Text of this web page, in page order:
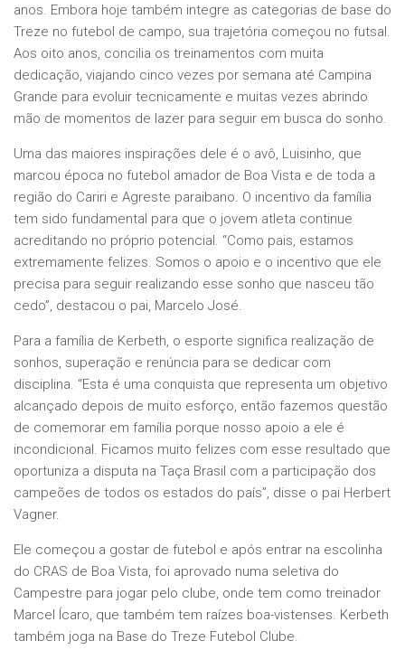
anos. Embora hoje também integre as categorias de base do
Treze no futebol de campo, sua trajetória começou no futsal.
Aos oito anos, concilia os treinamentos com muita
dedicação, viajando cinco vezes por semana até Campina
Grande para evoluir tecnicamente e muitas vezes abrindo
mão de momentos de lazer para seguir em busca do sonho.
Uma das maiores inspirações dele é o avô, Luisinho, que
marcou época no futebol amador de Boa Vista e de toda a
região do Cariri e Agreste paraibano. O incentivo da família
tem sido fundamental para que o jovem atleta continue
acreditando no próprio potencial. “Como pais, estamos
extremamente felizes. Somos o apoio e o incentivo que ele
precisa para seguir realizando esse sonho que nasceu tão
cedo”, destacou o pai, Marcelo José.
Para a família de Kerbeth, o esporte significa realização de
sonhos, superação e renúncia para se dedicar com
disciplina. “Esta é uma conquista que representa um objetivo
alcançado depois de muito esforço, então fazemos questão
de comemorar em família porque nosso apoio a ele é
incondicional. Ficamos muito felizes com esse resultado que
oportuniza a disputa na Taça Brasil com a participação dos
campeões de todos os estados do país”, disse o pai Herbert
Vagner.
Ele começou a gostar de futebol e após entrar na escolinha
do CRAS de Boa Vista, foi aprovado numa seletiva do
Campestre para jogar pelo clube, onde tem como treinador
Marcel Ícaro, que também tem raízes boa-vistenses. Kerbeth
também joga na Base do Treze Futebol Clube.